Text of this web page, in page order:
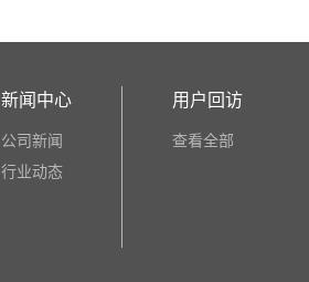
新闻中心
公司新闻
行业动态
用户回访
查看全部